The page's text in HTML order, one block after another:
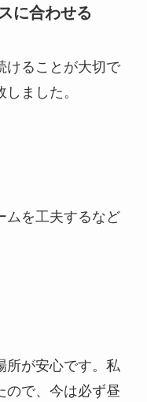
に合わせる
けることが大切で
ました。
ムを工夫するなど
所が安心です。私
ので、今は必ず昼